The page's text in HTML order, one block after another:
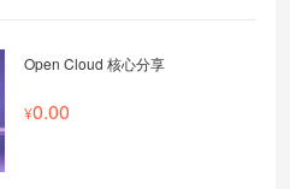
Open Cloud 核心分享
0.00